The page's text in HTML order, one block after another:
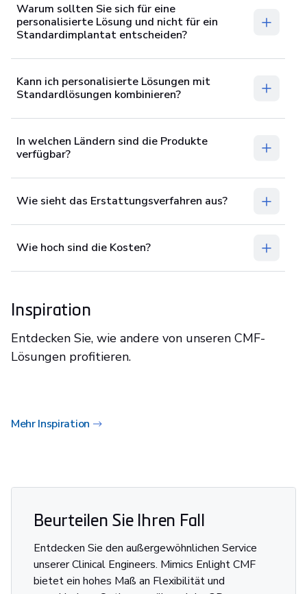
Warum sollten Sie sich für eine
personalisierte Lösung und nicht für ein
Standardimplantat entscheiden?
Kann ich personalisierte Lösungen mit
Standardlösungen kombinieren?
In welchen Ländern sind die Produkte
verfügbar?
Wie sieht das Erstattungsverfahren aus?
Wie hoch sind die Kosten?
Inspiration
Entdecken Sie, wie andere von unseren CMF-
Lösungen profitieren.
Mehr Inspiration
Beurteilen Sie Ihren Fall
Entdecken Sie den außergewöhnlichen Service
unserer Clinical Engineers. Mimics Enlight CMF
bietet ein hohes Maß an Flexibilität und